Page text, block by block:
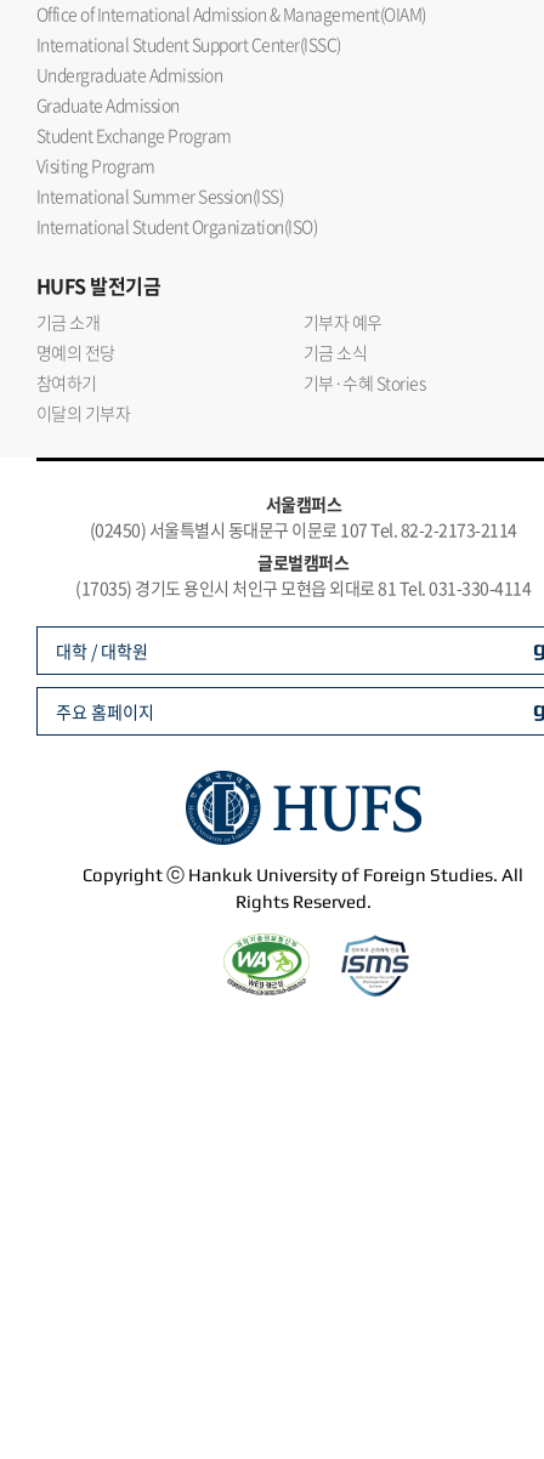
Office of International Admission & Management(OIAM)
International Student Support Center(ISSC)
Undergraduate Admission
Graduate Admission
Student Exchange Program
Visiting Program
International Summer Session(ISS)
International Student Organization(ISO)
HUFS발전기금
기금 소개
기부자 예우
명예의 전당
기금 소식
참여하기
기부·수혜 Stories
이달의 기부자
서울캠퍼스
(02450) 서울특별시 동대문구 이문로 107 Tel. 82-2-2173-2114
글로벌캠퍼스
(17035) 경기도 용인시 처인구 모현읍 외대로 81 Tel. 031-330-4114
Copyright ⓒ Hankuk University of Foreign Studies. All
Rights Reserved.
대학 / 대학원
주요 홈페이지